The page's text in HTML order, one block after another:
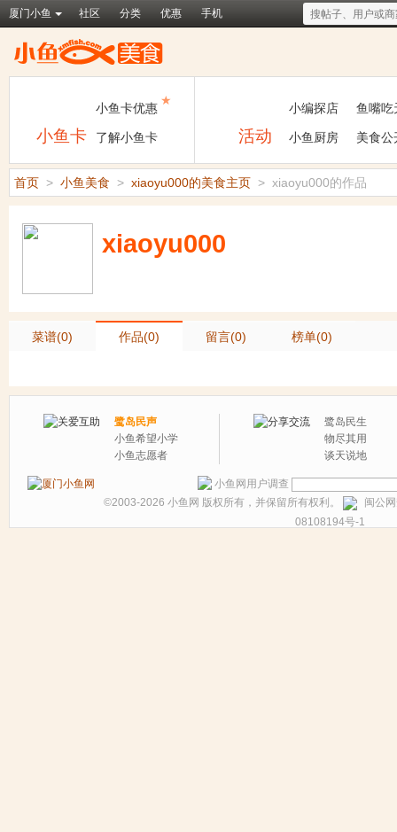
厦门小鱼 社区 分类 优惠 手机
小鱼卡
小鱼卡优惠
★
了解小鱼卡 活动
小编探店
小鱼厨房
鱼嘴吃
美食公
首页 > 小鱼美食 > xiaoyu000的美食主页 > xiaoyu000的作品
xiaoyu000
菜谱(0) 作品(0) 留言(0) 榜单(0)
鹭岛民声
小鱼希望小学
小鱼志愿者
鹭岛民生
物尽其用
谈天说地
小鱼网用户调查
©2003-2026 小鱼网 版权所有，并保留所有权利。
闽公
08108194号-1